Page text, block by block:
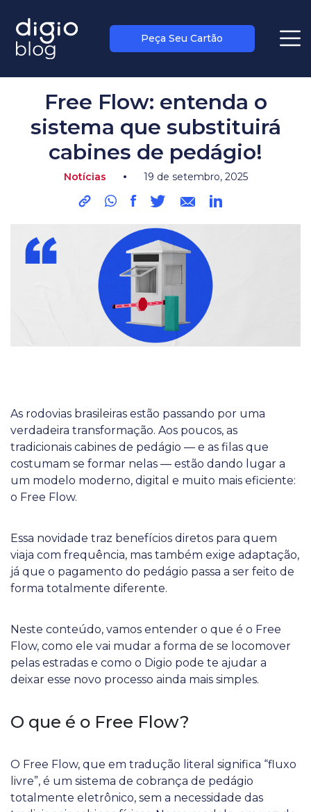
Peça Seu Cartão
Free Flow: entenda o
sistema que substituirá
cabines de pedágio!
Notícias • 19 de setembro, 2025
As rodovias brasileiras estão passando por uma
verdadeira transformação. Aos poucos, as
tradicionais cabines de pedágio — e as filas que
costumam se formar nelas — estão dando lugar a
um modelo moderno, digital e muito mais eficiente:
o Free Flow.
Essa novidade traz benefícios diretos para quem
viaja com frequência, mas também exige adaptação,
já que o pagamento do pedágio passa a ser feito de
forma totalmente diferente.
Neste conteúdo, vamos entender o que é o Free
Flow, como ele vai mudar a forma de se locomover
pelas estradas e como o Digio pode te ajudar a
deixar esse novo processo ainda mais simples.
O que é o Free Flow?
O Free Flow, que em tradução literal significa “fluxo
livre”, é um sistema de cobrança de pedágio
totalmente eletrônico, sem a necessidade das